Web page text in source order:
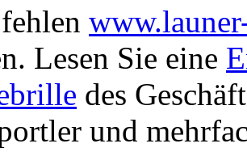
Lesen Sie eine
des
und